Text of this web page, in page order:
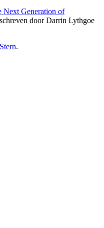
Next Generation of
door Darrin Lythgoe
.